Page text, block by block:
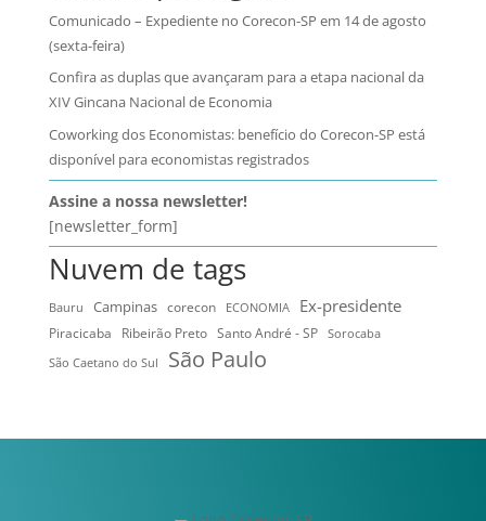
Comunicado – Expediente no Corecon-SP em 14 de agosto
(sexta-feira)
Confira as duplas que avançaram para a etapa nacional da
XIV Gincana Nacional de Economia
Coworking dos Economistas: benefício do Corecon-SP está
disponível para economistas registrados
Assine a nossa newsletter!
[newsletter_form]
Nuvem de tags
Bauru Campinas corecon ECONOMIA Ex-presidente
Piracicaba Ribeirão Preto Santo André - SP
Sorocaba
São Caetano do Sul
São Paulo